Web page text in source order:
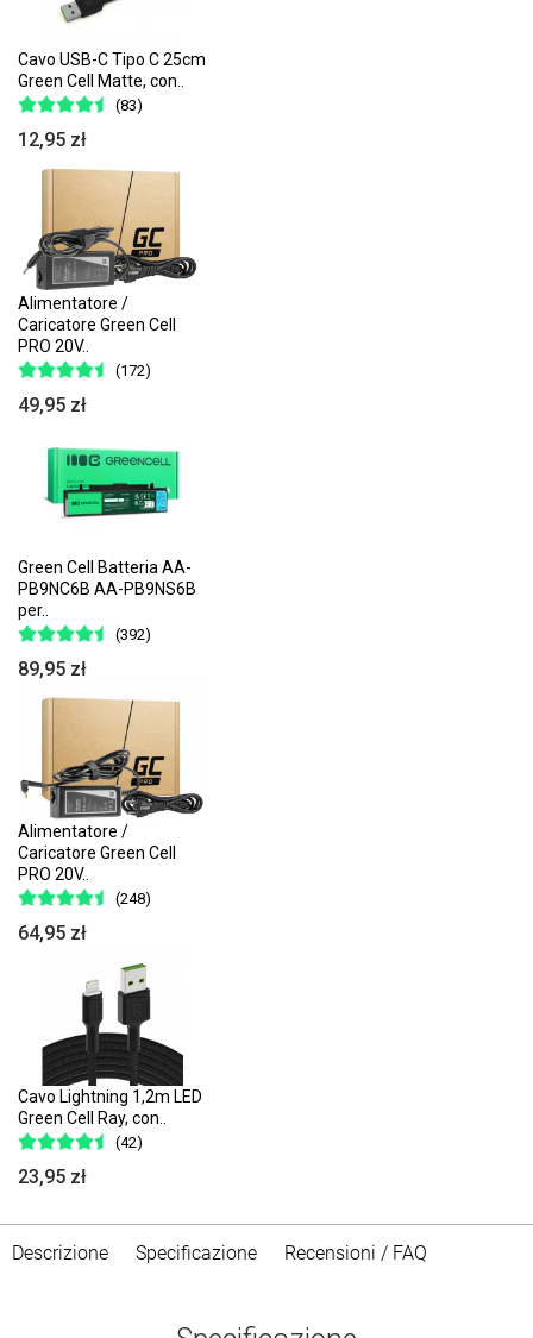
Cavo USB-C Tipo C 25cm
Green Cell Matte, con..
(83)
12,95 zł
Alimentatore /
Caricatore Green Cell
PRO 20V..
(172)
49,95 zł
Green Cell Batteria AA-
PB9NC6B AA-PB9NS6B
per..
(392)
89,95 zł
Alimentatore /
Caricatore Green Cell
PRO 20V..
(248)
64,95 zł
Cavo Lightning 1,2m LED
Green Cell Ray, con..
(42)
23,95 zł
Descrizione Specificazione Recensioni / FAQ